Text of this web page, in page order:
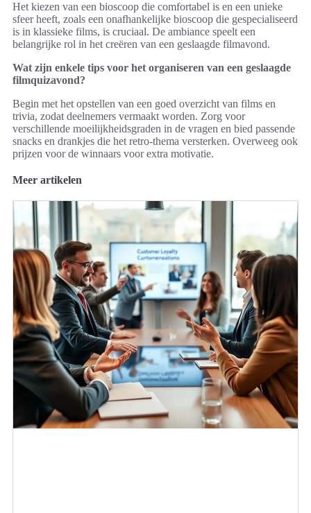
Het kiezen van een bioscoop die comfortabel is en een unieke
sfeer heeft, zoals een onafhankelijke bioscoop die gespecialiseerd
is in klassieke films, is cruciaal. De ambiance speelt een
belangrijke rol in het creëren van een geslaagde filmavond.
Wat zijn enkele tips voor het organiseren van een geslaagde
filmquizavond?
Begin met het opstellen van een goed overzicht van films en
trivia, zodat deelnemers vermaakt worden. Zorg voor
verschillende moeilijkheidsgraden in de vragen en bied passende
snacks en drankjes die het retro-thema versterken. Overweeg ook
prijzen voor de winnaars voor extra motivatie.
Meer artikelen